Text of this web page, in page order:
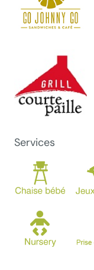
Services